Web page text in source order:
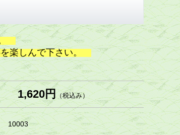
を楽しんで下さい。
1,620円（税込み）
10003